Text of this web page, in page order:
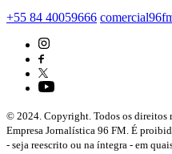
+55 84 40059666
© 2024. Copyright. Todos os direitos
Empresa Jornalística 96 FM. É
- seja reescrito ou na íntegra - em